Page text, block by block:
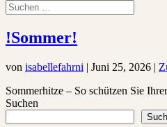
!Sommer!
von isabellefahrni | Juni 25, 2026 |
Sommerhitze – So schützen Sie
Suchen